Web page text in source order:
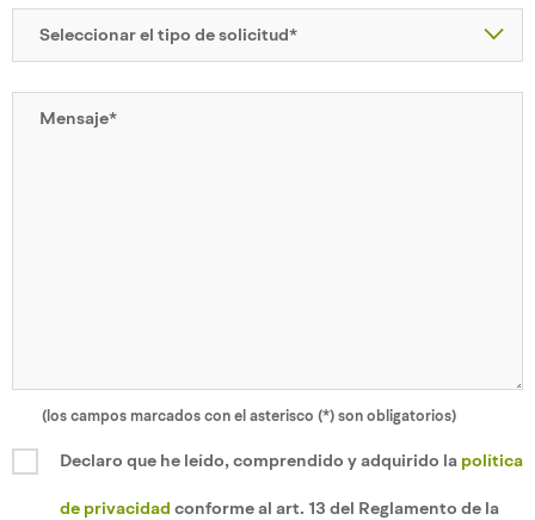
(los campos marcados con el asterisco (*) son obligatorios)
Declaro que he leído, comprendido y adquirido la política
de privacidad conforme al art. 13 del Reglamento de la